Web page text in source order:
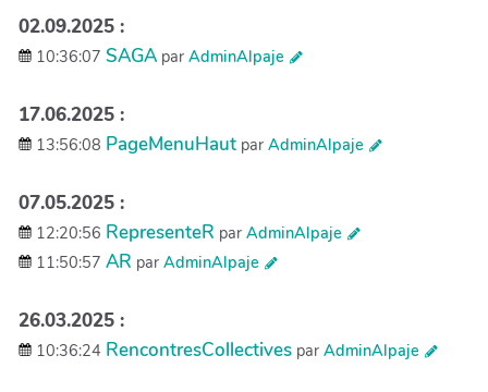
02.09.2025 :
10:36:07 SAGA par AdminAlpaje
17.06.2025 :
13:56:08 PageMenuHaut par AdminAlpaje
07.05.2025 :
12:20:56 RepresenteR par AdminAlpaje
11:50:57 AR par AdminAlpaje
26.03.2025 :
10:36:24 RencontresCollectives par AdminAlpaje